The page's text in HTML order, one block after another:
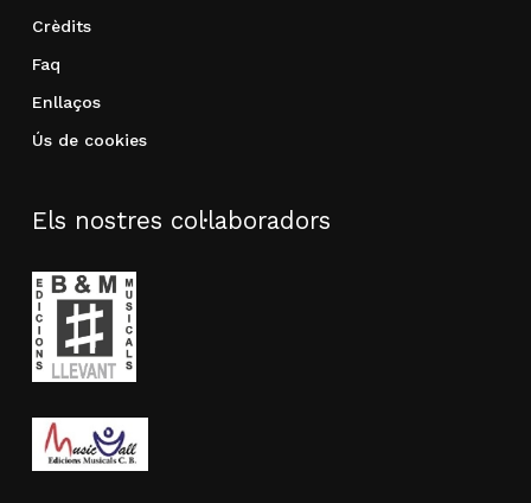
Crèdits
Faq
Enllaços
Ús de cookies
Els nostres col·laboradors